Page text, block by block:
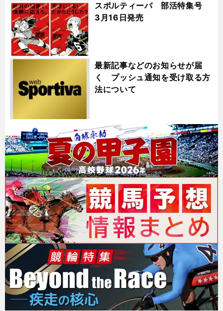
スポルティーバ 部活特集号
3月16日発売
最新記事などのお知らせが届
く プッシュ通知を受け取る方
法について